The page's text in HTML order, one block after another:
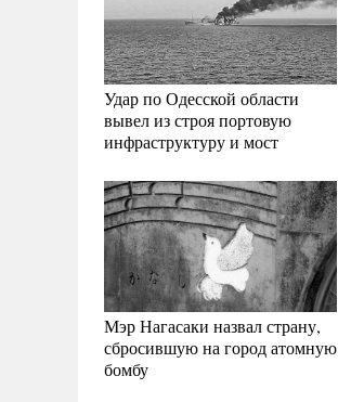
Удар по Одесской области
вывел из строя портовую
инфраструктуру и мост
Мэр Нагасаки назвал страну,
сбросившую на город атомную
бомбу